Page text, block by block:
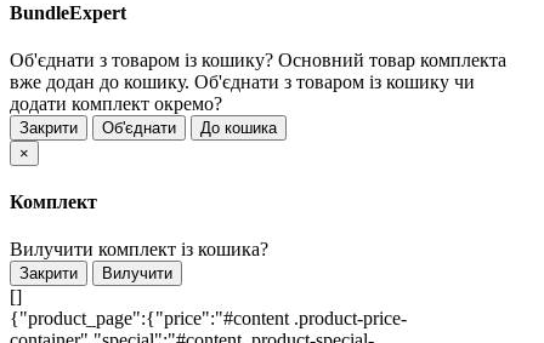
BundleExpert
Об'єднати з товаром із кошику? Основний товар комплекта
вже додан до кошику. Об'єднати з товаром із кошику чи
додати комплект окремо?
Закрити Об'єднати
До кошика
×
Комплект
Вилучити комплект із кошика?
Закрити Вилучити
[]
{"product_page":{"price":"#content .product-price-